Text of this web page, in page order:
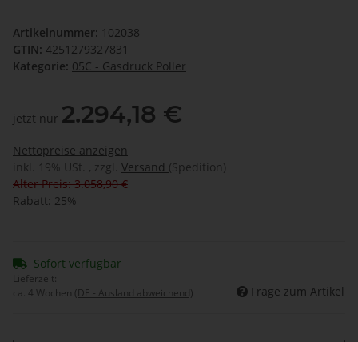
Artikelnummer: 102038
GTIN: 4251279327831
Kategorie: 05C - Gasdruck Poller
jetzt nur 2.294,18 €
Nettopreise anzeigen
inkl. 19% USt. , zzgl. Versand (Spedition)
Alter Preis: 3.058,90 €
Rabatt: 25%
Sofort verfügbar
Lieferzeit:
ca. 4 Wochen (DE - Ausland abweichend) Frage zum Artikel